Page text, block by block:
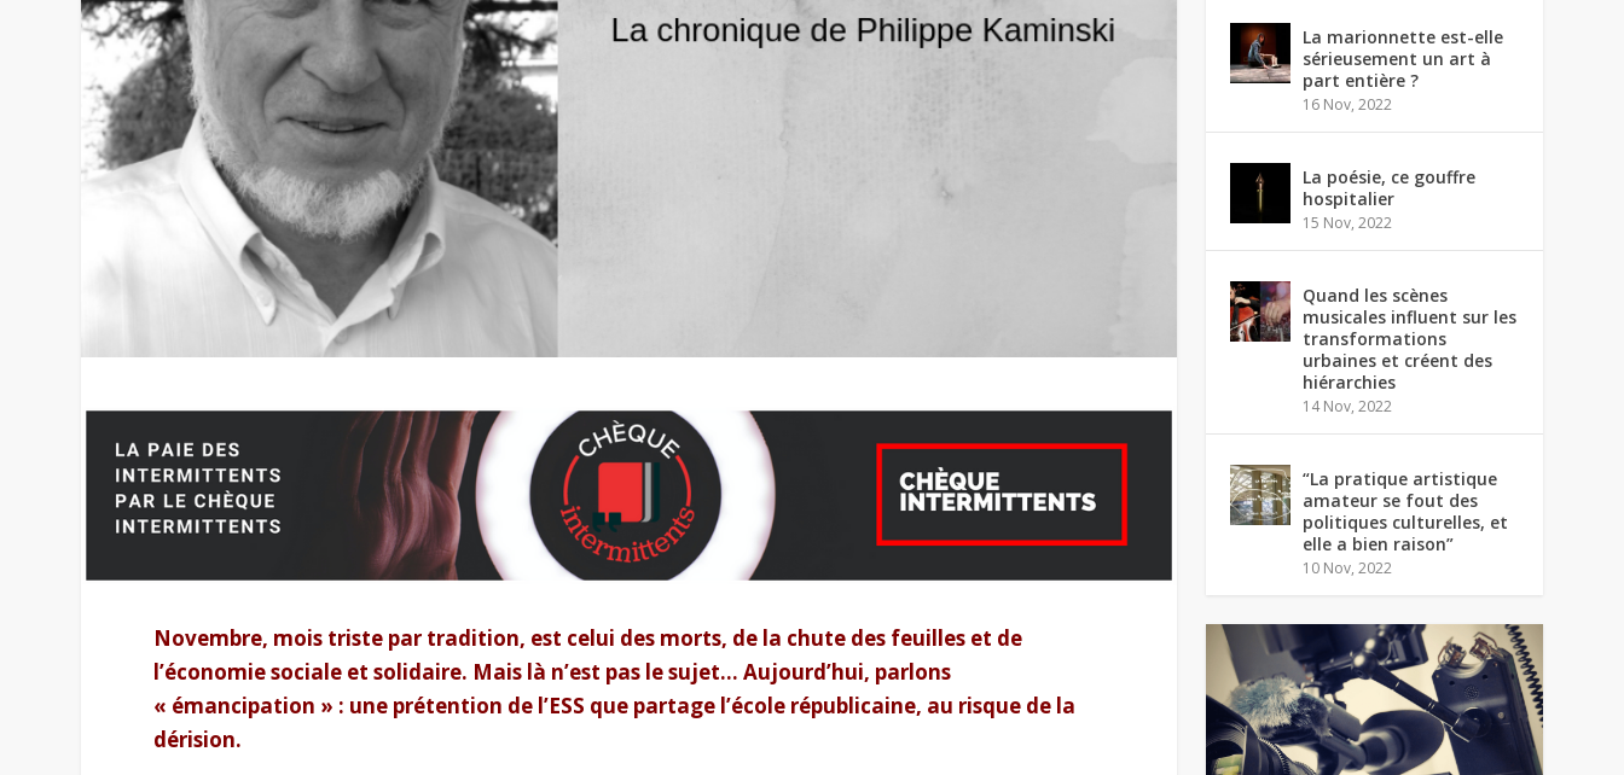
Novembre, mois triste par tradition, est celui des morts, de la chute des feuilles et de
l’économie sociale et solidaire. Mais là n’est pas le sujet… Aujourd’hui, parlons
« émancipation » : une prétention de l’ESS que partage l’école républicaine, au risque de la
dérision.
La marionnette est-elle
sérieusement un art à
part entière ?
16 Nov, 2022
La poésie, ce gouffre
hospitalier
15 Nov, 2022
Quand les scènes
musicales influent sur les
transformations
urbaines et créent des
hiérarchies
14 Nov, 2022
“La pratique artistique
amateur se fout des
politiques culturelles, et
elle a bien raison”
10 Nov, 2022